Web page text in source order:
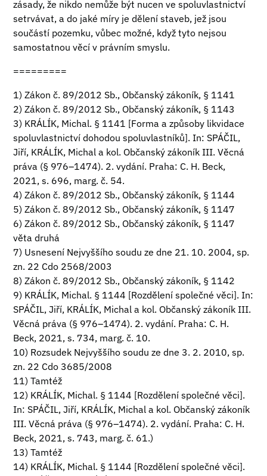
zásady, že nikdo nemůže být nucen ve spoluvlastnictví
setrvávat, a do jaké míry je dělení staveb, jež jsou
součástí pozemku, vůbec možné, když tyto nejsou
samostatnou věcí v právním smyslu.
=========
1) Zákon č. 89/2012 Sb., Občanský zákoník, § 1141
2) Zákon č. 89/2012 Sb., Občanský zákoník, § 1143
3) KRÁLÍK, Michal. § 1141 [Forma a způsoby likvidace
spoluvlastnictví dohodou spoluvlastníků]. In: SPÁČIL,
Jiří, KRÁLÍK, Michal a kol. Občanský zákoník III. Věcná
práva (§ 976–1474). 2. vydání. Praha: C. H. Beck,
2021, s. 696, marg. č. 54.
4) Zákon č. 89/2012 Sb., Občanský zákoník, § 1144
5) Zákon č. 89/2012 Sb., Občanský zákoník, § 1147
6) Zákon č. 89/2012 Sb., Občanský zákoník, § 1147
věta druhá
7) Usnesení Nejvyššího soudu ze dne 21. 10. 2004, sp.
zn. 22 Cdo 2568/2003
8) Zákon č. 89/2012 Sb., Občanský zákoník, § 1142
9) KRÁLÍK, Michal. § 1144 [Rozdělení společné věci]. In:
SPÁČIL, Jiří, KRÁLÍK, Michal a kol. Občanský zákoník III.
Věcná práva (§ 976–1474). 2. vydání. Praha: C. H.
Beck, 2021, s. 734, marg. č. 10.
10) Rozsudek Nejvyššího soudu ze dne 3. 2. 2010, sp.
zn. 22 Cdo 3685/2008
11) Tamtéž
12) KRÁLÍK, Michal. § 1144 [Rozdělení společné věci].
In: SPÁČIL, Jiří, KRÁLÍK, Michal a kol. Občanský zákoník
III. Věcná práva (§ 976–1474). 2. vydání. Praha: C. H.
Beck, 2021, s. 743, marg. č. 61.)
13) Tamtéž
14) KRÁLÍK, Michal. § 1144 [Rozdělení společné věci].